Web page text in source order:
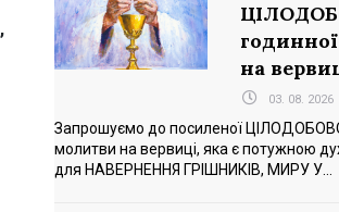
на
03. 08. 2026
Запрошуємо до посиленої
молитви на вервиці, яка є потужною
для НАВЕРНЕННЯ ГРІШНИКІВ, МИРУ У...